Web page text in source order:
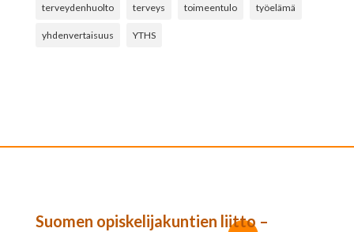
terveydenhuolto terveys toimeentulo työelämä
yhdenvertaisuus YTHS
Suomen opiskelijakuntien liitto –